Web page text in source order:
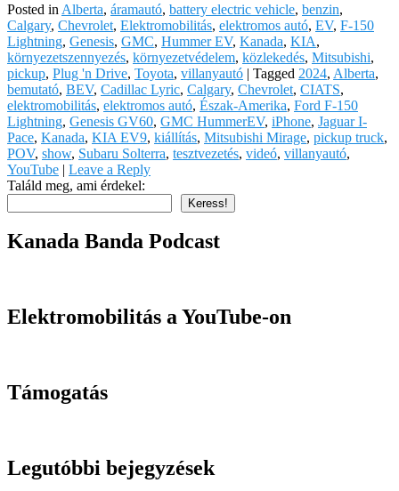
Posted in Alberta, áramautó, battery electric vehicle, benzin,
Calgary, Chevrolet, Elektromobilitás, elektromos autó, EV, F-150
Lightning, Genesis, GMC, Hummer EV, Kanada, KIA,
környezetszennyezés, környezetvédelem, közlekedés, Mitsubishi,
pickup, Plug 'n Drive, Toyota, villanyautó | Tagged 2024, Alberta,
bemutató, BEV, Cadillac Lyric, Calgary, Chevrolet, CIATS,
elektromobilitás, elektromos autó, Észak-Amerika, Ford F-150
Lightning, Genesis GV60, GMC HummerEV, iPhone, Jaguar I-
Pace, Kanada, KIA EV9, kiállítás, Mitsubishi Mirage, pickup truck,
POV, show, Subaru Solterra, tesztvezetés, videó, villanyautó,
YouTube | Leave a Reply
Találd meg, ami érdekel:
Keress!
Kanada Banda Podcast
Elektromobilitás a YouTube-on
Támogatás
Legutóbbi bejegyzések